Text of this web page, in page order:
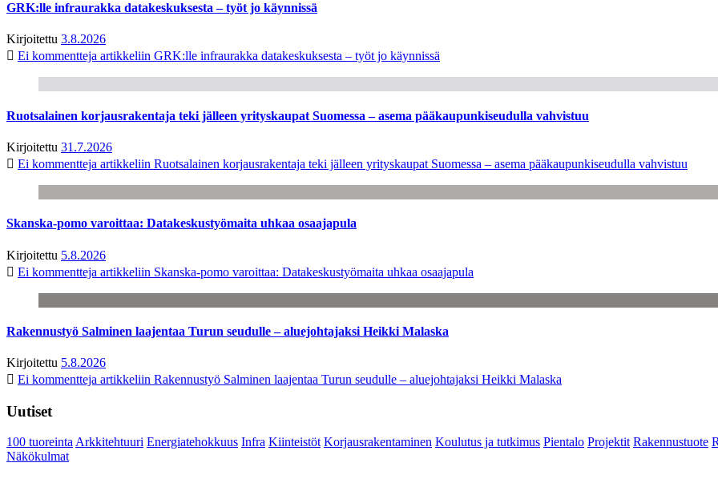
GRK:lle infraurakka datakeskuksesta – työt jo käynnissä
Kirjoitettu 3.8.2026
Ei kommentteja artikkeliin GRK:lle infraurakka datakeskuksesta – työt jo käynnissä
Ruotsalainen korjausrakentaja teki jälleen yrityskaupat Suomessa – asema pääkaupunkiseudulla vahvistuu
Kirjoitettu 31.7.2026
Ei kommentteja artikkeliin Ruotsalainen korjausrakentaja teki jälleen yrityskaupat Suomessa – asema pääkaupunkiseudulla vahvistuu
Skanska-pomo varoittaa: Datakeskustyömaita uhkaa osaajapula
Kirjoitettu 5.8.2026
Ei kommentteja artikkeliin Skanska-pomo varoittaa: Datakeskustyömaita uhkaa osaajapula
Rakennustyö Salminen laajentaa Turun seudulle – aluejohtajaksi Heikki Malaska
Kirjoitettu 5.8.2026
Ei kommentteja artikkeliin Rakennustyö Salminen laajentaa Turun seudulle – aluejohtajaksi Heikki Malaska
Uutiset
100 tuoreintaArkkitehtuuri Energiatehokkuus Infra Kiinteistöt Korjausrakentaminen Koulutus ja tutkimus Pientalo Projektit Rakennustuote
Näkökulmat